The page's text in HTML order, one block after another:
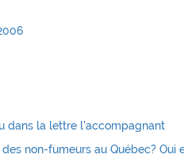
dans la lettre l'accompagnant
non-fumeurs au Québec? Oui